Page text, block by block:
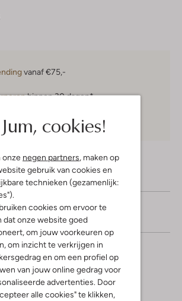
Jum, cookies!
onze negen partners, maken op
gebruik van cookies en
technieken (gezamenlijk:
cookies om ervoor te
dat onze website goed
om jouw voorkeuren op
om inzicht te verkrijgen in
en om een profiel op
van jouw online gedrag voor
advertenties. Door
alle cookies" te klikken,
vanaf €75,-
binnen 30 dagen*
jou?